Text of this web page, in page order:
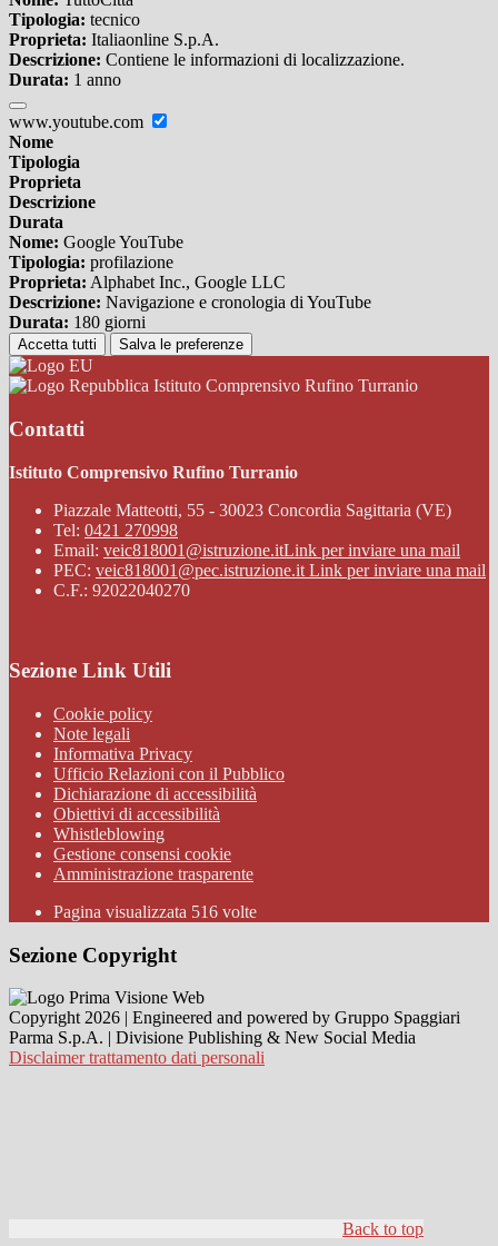
Tipologia: tecnico
Proprieta: Italiaonline S.p.A.
Descrizione: Contiene le informazioni di localizzazione.
Durata: 1 anno
www.youtube.com
Nome
Tipologia
Proprieta
Descrizione
Durata
Nome: Google YouTube
Tipologia: profilazione
Proprieta: Alphabet Inc., Google LLC
Descrizione: Navigazione e cronologia di YouTube
Durata: 180 giorni
Accetta tutti Salva le preferenze
Istituto Comprensivo Rufino Turranio
Contatti
Istituto Comprensivo Rufino Turranio
Piazzale Matteotti, 55 - 30023 Concordia Sagittaria (VE)
Tel: 0421 270998
Email: veic818001@istruzione.itLink per inviare una mail
PEC: veic818001@pec.istruzione.it Link per inviare una mail
C.F.: 92022040270
Sezione Link Utili
Cookie policy
Note legali
Informativa Privacy
Ufficio Relazioni con il Pubblico
Dichiarazione di accessibilità
Obiettivi di accessibilità
Whistleblowing
Gestione consensi cookie
Amministrazione trasparente
Pagina visualizzata 516 volte
Sezione Copyright
Copyright 2026 | Engineered and powered by Gruppo Spaggiari
Parma S.p.A. | Divisione Publishing & New Social Media
Disclaimer trattamento dati personali
Back to top